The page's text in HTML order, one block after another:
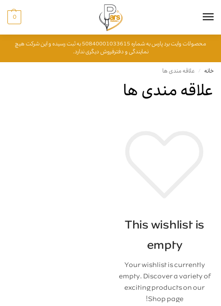
0
محصولات وایت برد پارس به شماره 50840001033615 به ثبت رسیده و این شرکت هیچ
نمایندگی و دفترفروش دیگری ندارد.
خانه / علاقه مندی ها
علاقه مندی ها
This wishlist is
empty
Your wishlist is currently
empty. Discover a variety of
exciting products on our
Shop page!